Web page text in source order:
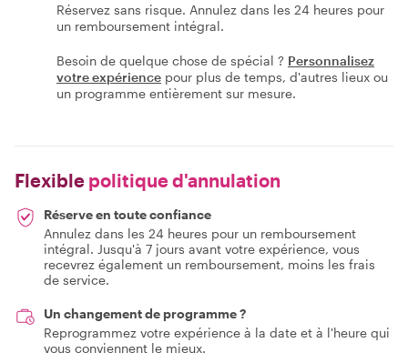
Réservez sans risque. Annulez dans les 24 heures pour
un remboursement intégral.
Besoin de quelque chose de spécial ? Personnalisez
votre expérience pour plus de temps, d'autres lieux ou
un programme entièrement sur mesure.
Flexible politique d'annulation
Réserve en toute confiance
Annulez dans les 24 heures pour un remboursement
intégral. Jusqu'à 7 jours avant votre expérience, vous
recevrez également un remboursement, moins les frais
de service.
Un changement de programme ?
Reprogrammez votre expérience à la date et à l'heure qui
vous conviennent le mieux.